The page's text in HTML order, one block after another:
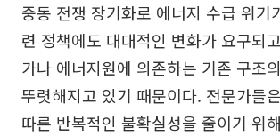
중동 전쟁 장기화로 에너지 수급 위기
련 정책에도 대대적인 변화가 요구되
가나 에너지원에 의존하는 기존 구조
뚜렷해지고 있기 때문이다. 전문가들
따른 반복적인 불확실성을 줄이기 위